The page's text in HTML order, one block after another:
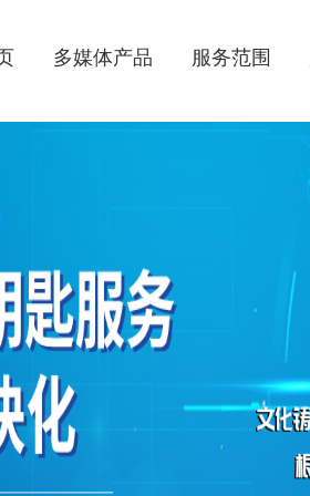
多媒体产品 服务范围